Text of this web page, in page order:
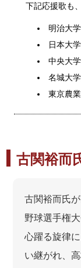
下記応援歌も
明治大
日本大
中央大
名城大
東京農
古関裕而
古関裕而氏
野球選手権
心躍る旋律
い継がれ、